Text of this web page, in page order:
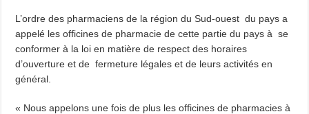
L’ordre des pharmaciens de la région du Sud-ouest du pays a
appelé les officines de pharmacie de cette partie du pays à se
conformer à la loi en matière de respect des horaires
d’ouverture et de fermeture légales et de leurs activités en
général.
« Nous appelons une fois de plus les officines de pharmacies à